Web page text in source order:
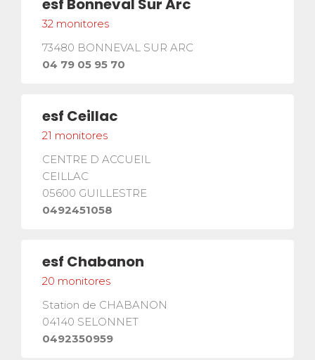
esf Bonneval Sur Arc
32 monitores
73480 BONNEVAL SUR ARC
04 79 05 95 70
esf Ceillac
21 monitores
CENTRE D ACCUEIL
CEILLAC
05600 GUILLESTRE
0492451058
esf Chabanon
20 monitores
Station de CHABANON
04140 SELONNET
0492350959